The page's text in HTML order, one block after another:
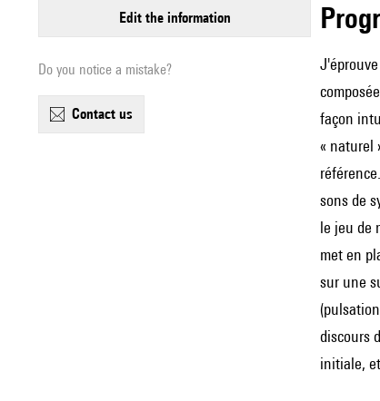
edit the information
Do you notice a mistake?
contact us
façon
« naturel
sons de
le jeu de
met en
sur une
discours
initiale,